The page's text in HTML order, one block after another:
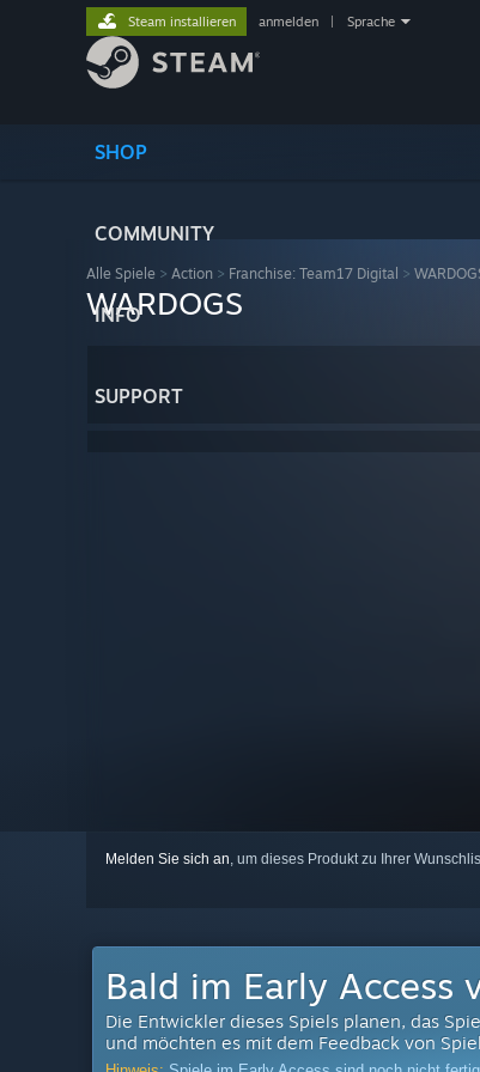
SHOP
COMMUNITY
INFO
SUPPORT
Steam installieren anmelden Sprache
Alle Spiele > Action > Franchise: Team17 Digital >
WARDOGS
Melden Sie sich an, um dieses Produkt zu Ihrer
Bald im Early Access
Die Entwickler dieses Spiels planen, das
und möchten es mit dem Feedback von